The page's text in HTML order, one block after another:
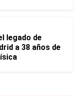
legado de
a 38 años de